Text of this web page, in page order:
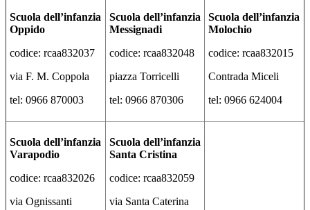
Scuola dell’infanzia
Oppido
codice: rcaa832037
via F. M. Coppola
tel: 0966 870003
Scuola dell’infanzia
Messignadi
codice: rcaa832048
piazza Torricelli
tel: 0966 870306
Scuola dell’infanzia
Molochio
codice: rcaa832015
Contrada Miceli
tel: 0966 624004
Scuola dell’infanzia
Varapodio
codice: rcaa832026
via Ognissanti
Scuola dell’infanzia
Santa Cristina
codice: rcaa832059
via Santa Caterina